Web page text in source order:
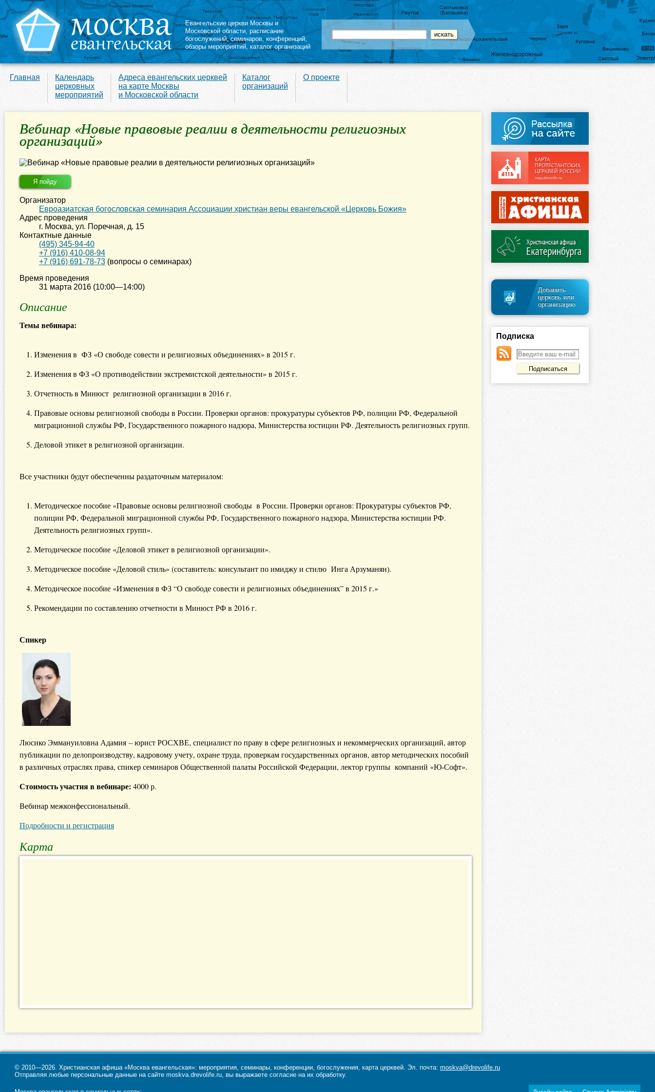
Евангельские церкви Москвы и
Московской области, расписание
богослужений,семинаров,конференций,
обзоры мероприятий, каталог организаций
Главная
Календарь
церковных
мероприятий
Адреса евангельских церквей
на карте Москвы
и Московской области
Каталог
организаций
О проекте
Вебинар «Новые правовые реалии в деятельности религиозных
организаций»
Я пойду
Организатор
Евроазиатская богословская семинария Ассоциации христиан веры евангельской «Церковь Божия»
Адрес проведения
г. Москва, ул. Поречная, д. 15
Контактные данные
(495) 345-94-40
+7 (916) 410-08-94
+7 (916) 691-78-73 (вопросы о семинарах)
Время проведения
31 марта 2016 (10:00—14:00)
Описание
Темы вебинара:
Изменения в ФЗ «О свободе совести и религиозных объединениях» в 2015 г.
Изменения в ФЗ «О противодействии экстремистской деятельности» в 2015 г.
Отчетность в Минюст религиозной организации в 2016 г.
Правовые основы религиозной свободы в России. Проверки органов: прокуратуры субъектов РФ, полиции РФ, Федеральной
миграционной службы РФ, Государственного пожарного надзора, Министерства юстиции РФ. Деятельность религиозных групп.
Деловой этикет в религиозной организации.
Все участники будут обеспеченны раздаточным материалом:
Методическое пособие «Правовые основы религиозной свободы в России. Проверки органов: Прокуратуры субъектов РФ,
полиции РФ, Федеральной миграционной службы РФ, Государственного пожарного надзора, Министерства юстиции РФ.
Деятельность религиозных групп».
Методическое пособие «Деловой этикет в религиозной организации».
Методическое пособие «Деловой стиль» (составитель: консультант по имиджу и стилю Инга Арзуманян).
Методическое пособие «Изменения в ФЗ “О свободе совести и религиозных объединениях” в 2015 г.»
Рекомендации по составлению отчетности в Минюст РФ в 2016 г.
Спикер
Люсико Эммануиловна Адамия – юрист РОСХВЕ, специалист по праву в сфере религиозных и некоммерческих организаций, автор
публикации по делопроизводству, кадровому учету, охране труда, проверкам государственных органов, автор методических пособий
в различных отраслях права, спикер семинаров Общественной палаты Российской Федерации, лектор группы компаний «Ю-Софт».
Стоимость участия в вебинаре: 4000 р.
Вебинар межконфессиональный.
Подробности и регистрация
Карта
Добавить
церковь или
организацию
Подписка
© 2010—2026. Христианская афиша «Москва евангельская»: мероприятия, семинары, конференции, богослужения, карта церквей. Эл. почта: moskva@drevolife.ru
Отправляя любые персональные данные на сайте moskva.drevolife.ru, вы выражаете согласие на их обработку.